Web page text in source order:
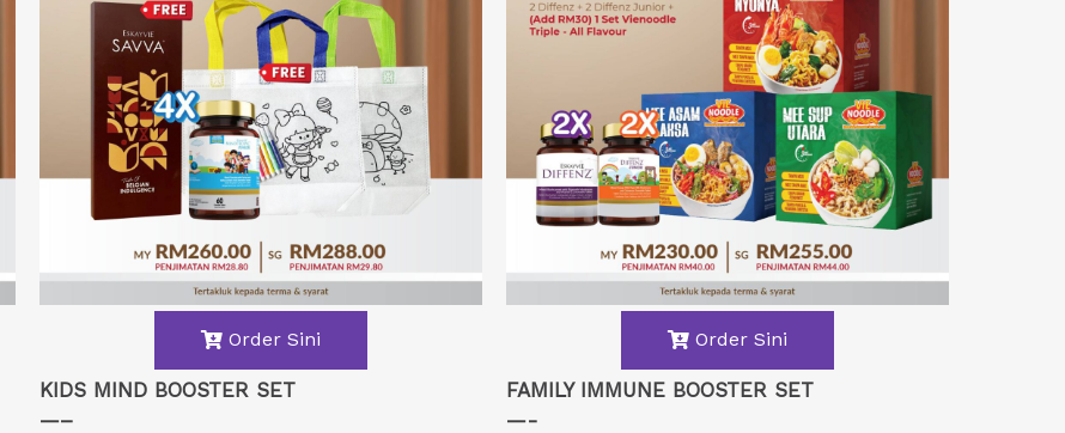
Order Sini
KIDS MIND BOOSTER SET
—–
Order Sini
FAMILY IMMUNE BOOSTER SET
—-